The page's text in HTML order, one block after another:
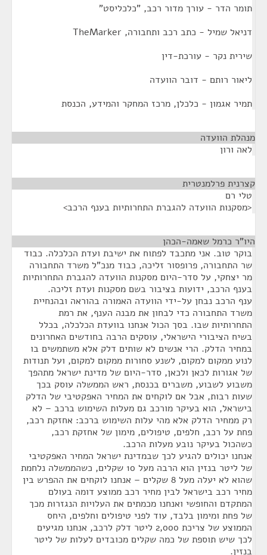
תומר הדר - עורך מדור רכב, "כלכליסט"
דניאל שמיל - כתב רכב ותחבורה, TheMarker
שירית נקר - עורכת-דין
ליאור רותם - דובר הוועדה
תמיר אגמון - כלכלן, מרכז המחקר והמידע, הכנסת
מנהלת הוועדה
לאה ורון
קצרנית פרלמנטרית
טלי רם
<מסקנות הוועדה להגברת התחרותיות בענף הרכב>
היו"ר כרמל שאמה-הכהן
בוקר טוב. אני מתכבד לפתוח את ישיבת ועדת הכלכלה. כבוד
שר התחבורה, פרופסור זליכה, כבוד מנכ"ל משרד התחבורה
מר יצחקי, על סדר-היום מסקנות הוועדה להגברת התחרותיות
בענף הרכב, ידועות בציבור בשם מסקנות ועדת זליכה.
ענף הרכב נבחן על-ידי הוועדה האמורה בהוראה ובהנחיית
משרד התחבורה כדי לבחון את מבנה הענף, את רמת
התחרותיות שבו. בסך הכול אנחנו בוועדת הכלכלה, בכלל
בשיח הציבורי הישראלי, עוסקים הרבה בחודשים האחרונים
במחיר הדלק. הרי אנשים לא שותים דלק אלא משתמשים בו
לנוע ממקום למקום, לשנע סחורות ממקום למקום, ועל תנודות
של אגורות לכאן ולכאן, סדר-היום של מדינת ישראל מתהפך
משבוע לשבוע, משברים בכנסת, ראש הממשלה עוסק בכך
שעות רבות, אבל אם לוקחים את המחיר האפקטיבי של הדלק
בישראל, הוא בעיקר מורכב גם מעלות השימוש ברכב – לא
רק ממחיר הדלק אלא מהי עלות השימוש ברכב: אחזקת רכב,
פחת על רכב, חלפים, טיפולים, מימון של אחזקת רכב,
כשהכול בעיקר נובע מעלות הרכב.
אנחנו יכולים להגיע לכך שבמדינת ישראל המחיר האפקטיבי
של ליטר בנזין הוא הרבה מעל 10 שקלים, כשהממשלה נלחמת
שהוא לא יעלה מעל 8 שקלים – אנחנו לוקחים את ההפרש בין
מחיר רכב בישראל לבין מחיר רכב ממוצע דומה בעולם
המתקדם והחופשי ואנחנו מכמתים את העלויות הנגזרות מכך
של פחת ומימון בלבד, עוד לפני טיפולים וחלפים, היחס
הממוצע של צריכת 2,000 ליטר דלק לרכב, אנחנו מגיעים
לכך שיש תוספת של כמה שקלים מכובדים לעלות של ליטר
בנזין.